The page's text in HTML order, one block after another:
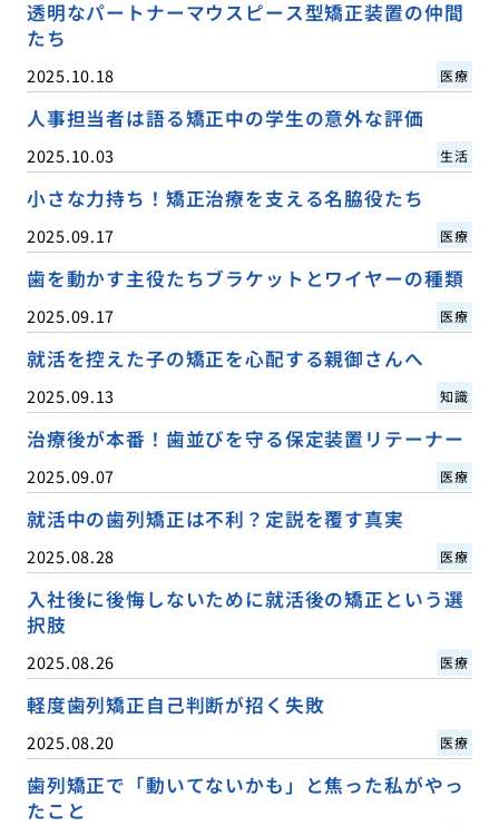
透明なパートナーマウスピース型矯正装置の仲間
たち
2025.10.18 医療
人事担当者は語る矯正中の学生の意外な評価
2025.10.03 生活
小さな力持ち！矯正治療を支える名脇役たち
2025.09.17 医療
歯を動かす主役たちブラケットとワイヤーの種類
2025.09.17 医療
就活を控えた子の矯正を心配する親御さんへ
2025.09.13 知識
治療後が本番！歯並びを守る保定装置リテーナー
2025.09.07 医療
就活中の歯列矯正は不利？定説を覆す真実
2025.08.28 医療
入社後に後悔しないために就活後の矯正という選
択肢
2025.08.26 医療
軽度歯列矯正自己判断が招く失敗
2025.08.20 医療
歯列矯正で「動いてないかも」と焦った私がやっ
たこと